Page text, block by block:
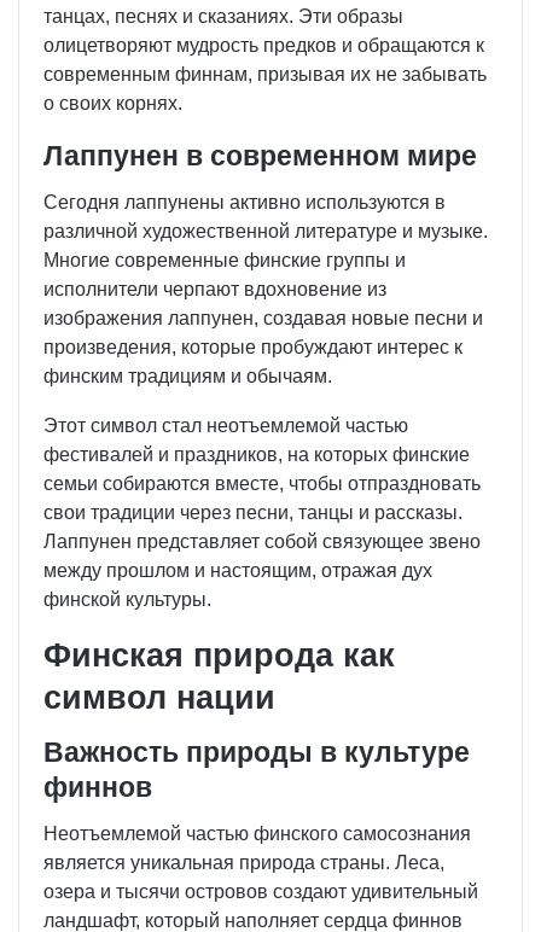
танцах, песнях и сказаниях. Эти образы
олицетворяют мудрость предков и обращаются к
современным финнам, призывая их не забывать
о своих корнях.
Лаппунен в современном мире
Сегодня лаппунены активно используются в
различной художественной литературе и музыке.
Многие современные финские группы и
исполнители черпают вдохновение из
изображения лаппунен, создавая новые песни и
произведения, которые пробуждают интерес к
финским традициям и обычаям.
Этот символ стал неотъемлемой частью
фестивалей и праздников, на которых финские
семьи собираются вместе, чтобы отпраздновать
свои традиции через песни, танцы и рассказы.
Лаппунен представляет собой связующее звено
между прошлом и настоящим, отражая дух
финской культуры.
Финская природа как
символ нации
Важность природы в культуре
финнов
Неотъемлемой частью финского самосознания
является уникальная природа страны. Леса,
озера и тысячи островов создают удивительный
ландшафт, который наполняет сердца финнов